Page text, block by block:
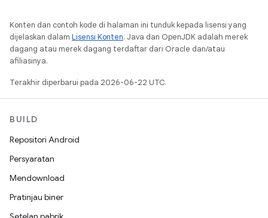
Konten dan contoh kode di halaman ini tunduk kepada lisensi yang
dijelaskan dalam Lisensi Konten. Java dan OpenJDK adalah merek
dagang atau merek dagang terdaftar dari Oracle dan/atau
afiliasinya.
Terakhir diperbarui pada 2026-06-22 UTC.
BUILD
Repositori Android
Persyaratan
Mendownload
Pratinjau biner